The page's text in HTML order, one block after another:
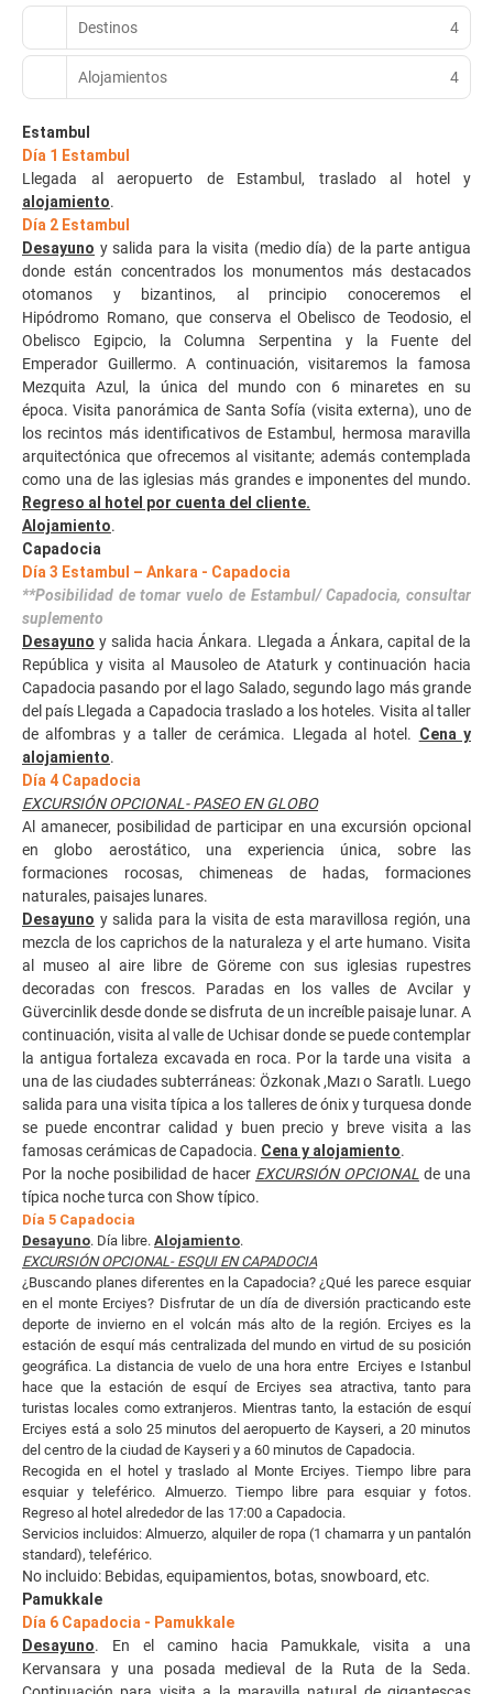
Destinos 4
Alojamientos 4
Estambul
Día 1 Estambul
Llegada al aeropuerto de Estambul, traslado al hotel y
alojamiento.
Día 2 Estambul
Desayuno y salida para la visita (medio día) de la parte antigua
donde están concentrados los monumentos más destacados
otomanos y bizantinos, al principio conoceremos el
Hipódromo Romano, que conserva el Obelisco de Teodosio, el
Obelisco Egipcio, la Columna Serpentina y la Fuente del
Emperador Guillermo. A continuación, visitaremos la famosa
Mezquita Azul, la única del mundo con 6 minaretes en su
época. Visita panorámica de Santa Sofía (visita externa), uno de
los recintos más identificativos de Estambul, hermosa maravilla
arquitectónica que ofrecemos al visitante; además contemplada
como una de las iglesias más grandes e imponentes del mundo.
Regreso al hotel por cuenta del cliente.
Alojamiento.
Capadocia
Día 3 Estambul – Ankara - Capadocia
**Posibilidad de tomar vuelo de Estambul/ Capadocia, consultar
suplemento
Desayuno y salida hacia Ánkara. Llegada a Ánkara, capital de la
República y visita al Mausoleo de Ataturk y continuación hacia
Capadocia pasando por el lago Salado, segundo lago más grande
del país Llegada a Capadocia traslado a los hoteles. Visita al taller
de alfombras y a taller de cerámica. Llegada al hotel. Cena y
alojamiento.
Día 4 Capadocia
EXCURSIÓN OPCIONAL- PASEO EN GLOBO
Al amanecer, posibilidad de participar en una excursión opcional
en globo aerostático, una experiencia única, sobre las
formaciones rocosas, chimeneas de hadas, formaciones
naturales, paisajes lunares.
Desayuno y salida para la visita de esta maravillosa región, una
mezcla de los caprichos de la naturaleza y el arte humano. Visita
al museo al aire libre de Göreme con sus iglesias rupestres
decoradas con frescos. Paradas en los valles de Avcilar y
Güvercinlik desde donde se disfruta de un increíble paisaje lunar. A
continuación, visita al valle de Uchisar donde se puede contemplar
la antigua fortaleza excavada en roca. Por la tarde una visita a
una de las ciudades subterráneas: Özkonak ,Mazı o Saratlı. Luego
salida para una visita típica a los talleres de ónix y turquesa donde
se puede encontrar calidad y buen precio y breve visita a las
famosas cerámicas de Capadocia. Cena y alojamiento.
Por la noche posibilidad de hacer EXCURSIÓN OPCIONAL de una
típica noche turca con Show típico.
Día 5 Capadocia
Desayuno. Día libre. Alojamiento.
EXCURSIÓN OPCIONAL- ESQUI EN CAPADOCIA
¿Buscando planes diferentes en la Capadocia? ¿Qué les parece esquiar
en el monte Erciyes? Disfrutar de un día de diversión practicando este
deporte de invierno en el volcán más alto de la región. Erciyes es la
estación de esquí más centralizada del mundo en virtud de su posición
geográfica. La distancia de vuelo de una hora entre Erciyes e Istanbul
hace que la estación de esquí de Erciyes sea atractiva, tanto para
turistas locales como extranjeros. Mientras tanto, la estación de esquí
Erciyes está a solo 25 minutos del aeropuerto de Kayseri, a 20 minutos
del centro de la ciudad de Kayseri y a 60 minutos de Capadocia.
Recogida en el hotel y traslado al Monte Erciyes. Tiempo libre para
esquiar y teleférico. Almuerzo. Tiempo libre para esquiar y fotos.
Regreso al hotel alrededor de las 17:00 a Capadocia.
Servicios incluidos: Almuerzo, alquiler de ropa (1 chamarra y un pantalón
standard), teleférico.
No incluido: Bebidas, equipamientos, botas, snowboard, etc.
Pamukkale
Día 6 Capadocia - Pamukkale
Desayuno. En el camino hacia Pamukkale, visita a una
Kervansara y una posada medieval de la Ruta de la Seda.